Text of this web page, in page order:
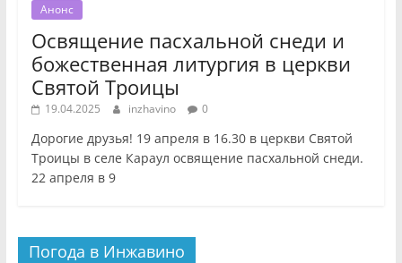
Анонс
Освящение пасхальной снеди и
божественная литургия в церкви
Святой Троицы
19.04.2025 inzhavino 0
Дорогие друзья! 19 апреля в 16.30 в церкви Святой
Троицы в селе Караул освящение пасхальной снеди.
22 апреля в 9
Погода в Инжавино